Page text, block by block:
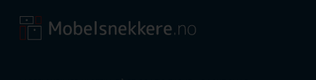
content